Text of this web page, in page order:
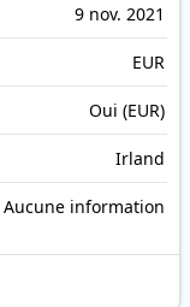
9 nov. 2021
EUR
Oui (EUR)
Irland
Aucune information